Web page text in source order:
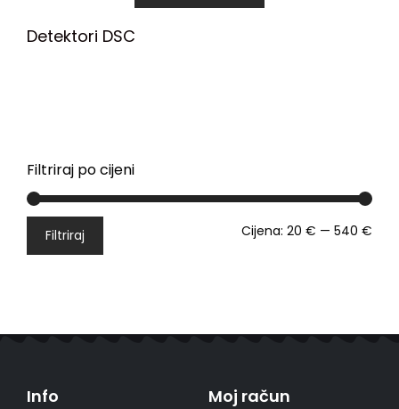
Detektori DSC
Filtriraj po cijeni
Filtriraj Cijena: 20 € — 540 €
Info Moj račun